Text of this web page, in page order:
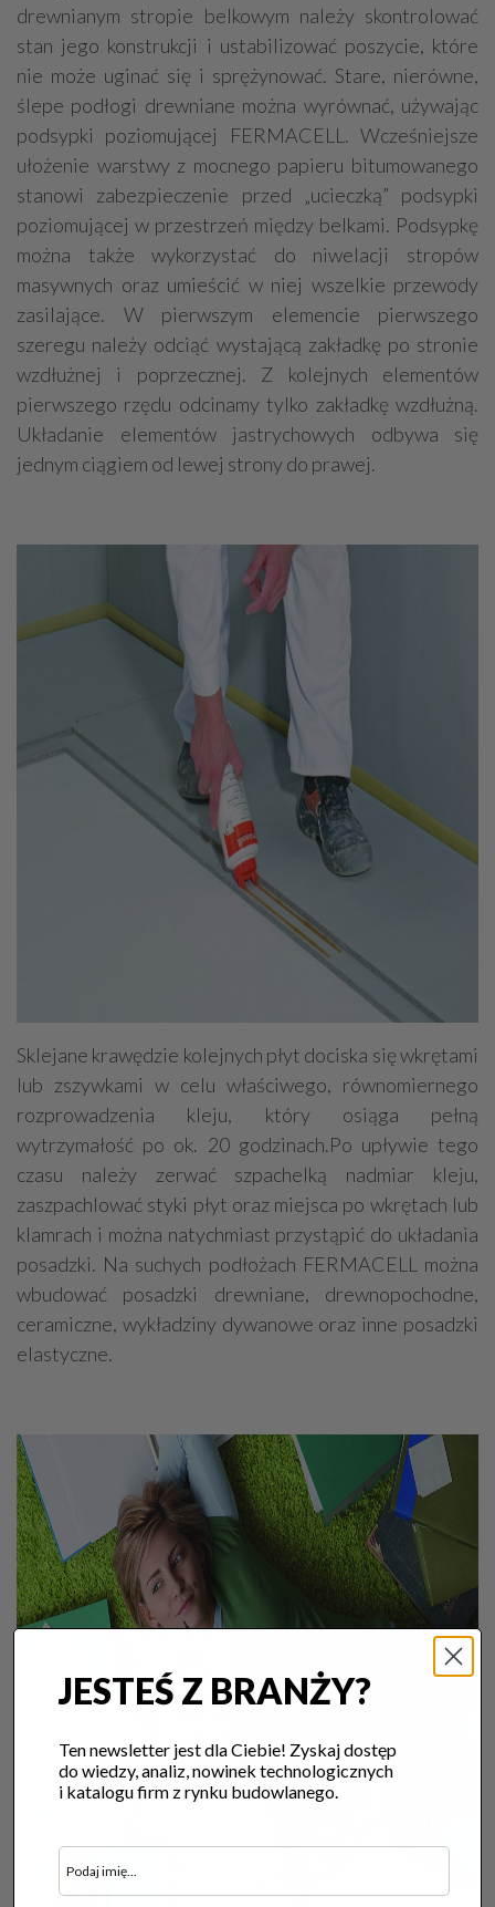
drewnianym stropie belkowym należy skontrolować
stan jego konstrukcji i ustabilizować poszycie, które
nie może uginać się i sprężynować. Stare, nierówne,
ślepe podłogi drewniane można wyrównać, używając
podsypki poziomującej FERMACELL. Wcześniejsze
ułożenie warstwy z mocnego papieru bitumowanego
stanowi zabezpieczenie przed „ucieczką” podsypki
poziomującej w przestrzeń między belkami. Podsypkę
można także wykorzystać do niwelacji stropów
masywnych oraz umieścić w niej wszelkie przewody
zasilające. W pierwszym elemencie pierwszego
szeregu należy odciąć wystającą zakładkę po stronie
wzdłużnej i poprzecznej. Z kolejnych elementów
pierwszego rzędu odcinamy tylko zakładkę wzdłużną.
Układanie elementów jastrychowych odbywa się
jednym ciągiem od lewej strony do prawej.
Sklejane krawędzie kolejnych płyt dociska się wkrętami
lub zszywkami w celu właściwego, równomiernego
rozprowadzenia kleju, który osiąga pełną
wytrzymałość po ok. 20 godzinach.Po upływie tego
czasu należy zerwać szpachelką nadmiar kleju,
zaszpachlować styki płyt oraz miejsca po wkrętach lub
klamrach i można natychmiast przystąpić do układania
posadzki. Na suchych podłożach FERMACELL można
wbudować posadzki drewniane, drewnopochodne,
ceramiczne, wykładziny dywanowe oraz inne posadzki
elastyczne.
JESTEŚ Z BRANŻY?
Ten newsletter jest dla Ciebie! Zyskaj dostęp
do wiedzy, analiz, nowinek technologicznych
i katalogu firm z rynku budowlanego.